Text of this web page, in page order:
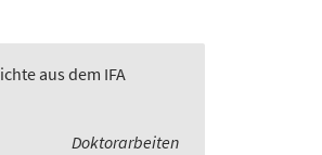
aus dem IFA
Doktorarbeiten